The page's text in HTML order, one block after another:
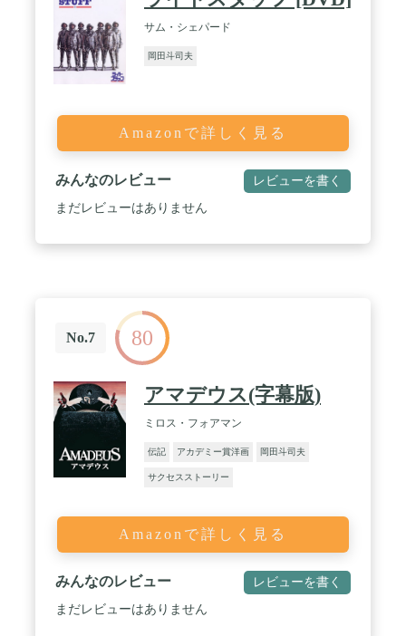
サム・シェパード
岡田斗司夫
Amazonで詳しく見る
みんなのレビュー レビューを書く
まだレビューはありません
No.7 80
アマデウス(字幕版)
ミロス・フォアマン
伝記 アカデミー賞洋画 岡田斗司夫
サクセスストーリー
Amazonで詳しく見る
みんなのレビュー レビューを書く
まだレビューはありません